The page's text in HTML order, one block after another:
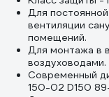
Для
вентиляции
помещений.
Для монтажа в
воздуховодами.
Современный
150-02 D150